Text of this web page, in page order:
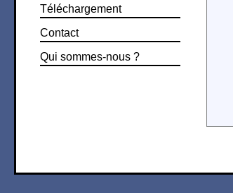
Téléchargement
Contact
Qui sommes-nous ?